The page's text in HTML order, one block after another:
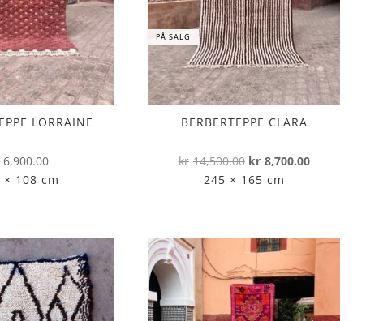
LORRAINE
6,900.00
× 108 cm
PÅ SALG
BERBERTEPPE CLARA
kr 14,500.00 Opprinnelig
pris
kr 8,700.00Nåværende
245 × 165 cm